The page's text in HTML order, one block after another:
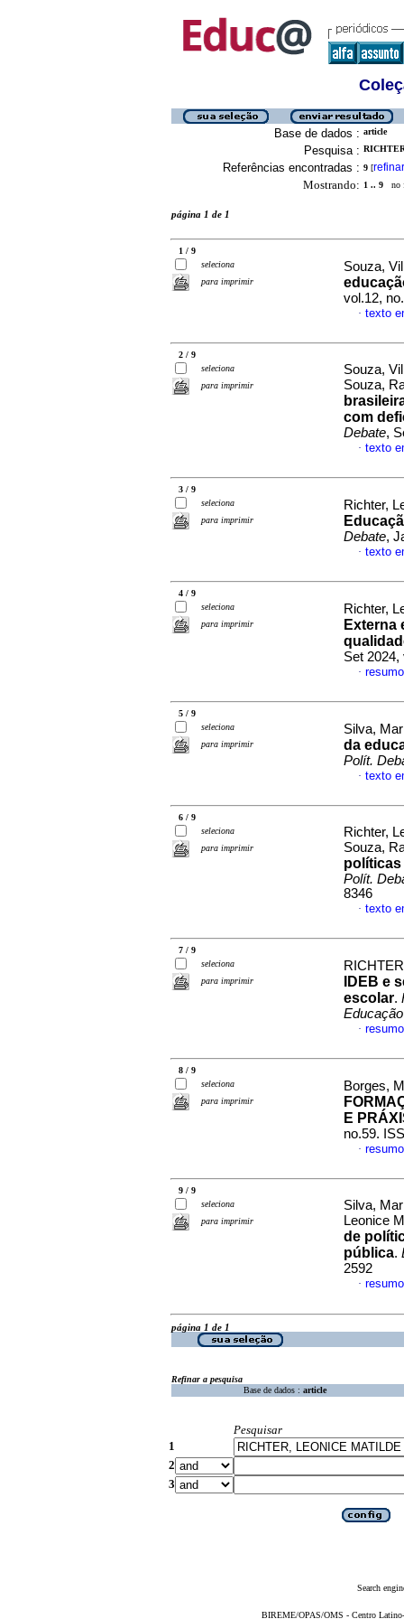
Base de dados : article
Pesquisa :
Referências encontradas : 9 [refinar
Mostrando: 1 .. 9 no
página 1 de 1
1 / 9
seleciona
para imprimir
Souza,
vol.12,
· texto
2 / 9
seleciona
para imprimir
Souza,
Souza,
com
Debate,
· texto
3 / 9
seleciona
para imprimir
Richter,
Debate,
· texto
4 / 9
seleciona
para imprimir
Richter,
Externa
Set 2024,
·
5 / 9
seleciona
para imprimir
Silva,
da
Polít.
· texto
6 / 9
seleciona
para imprimir
Richter,
Souza,
políticas
Polít.
8346
· texto
7 / 9
seleciona
para imprimir
IDEB e
escolar.
Educação
·
8 / 9
seleciona
para imprimir
Borges,
E
no.59.
·
9 / 9
seleciona
para imprimir
Silva,
Leonice
de
pública.
2592
·
página 1 de 1
Refinar a pesquisa
Base de dados : article
Pesquisar
1
2
3
Search
BIREME/OPAS/OMS - Centro Latino-